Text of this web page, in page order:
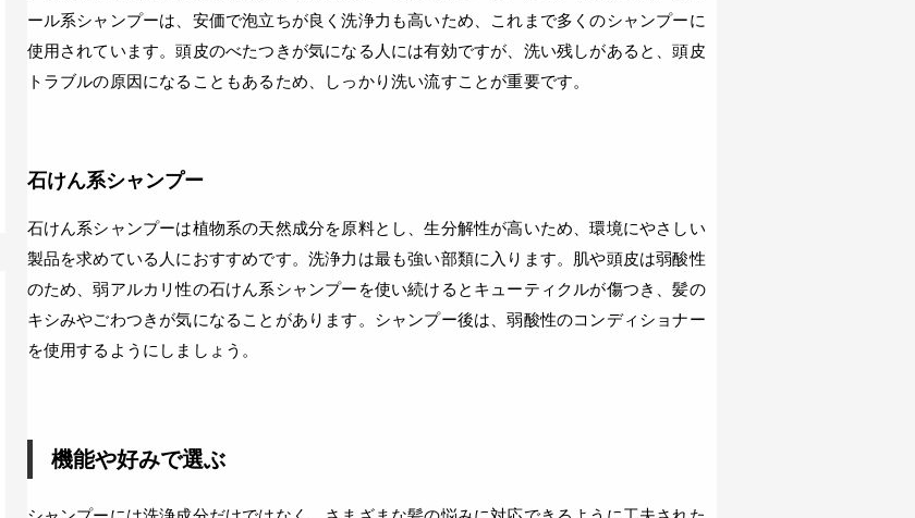
ール系シャンプーは、安価で泡立ちが良く洗浄力も高いため、これまで多くのシャンプーに
使用されています。頭皮のべたつきが気になる人には有効ですが、洗い残しがあると、頭皮
トラブルの原因になることもあるため、しっかり洗い流すことが重要です。
石けん系シャンプー
石けん系シャンプーは植物系の天然成分を原料とし、生分解性が高いため、環境にやさしい
製品を求めている人におすすめです。洗浄力は最も強い部類に入ります。肌や頭皮は弱酸性
のため、弱アルカリ性の石けん系シャンプーを使い続けるとキューティクルが傷つき、髪の
キシみやごわつきが気になることがあります。シャンプー後は、弱酸性のコンディショナー
を使用するようにしましょう。
機能や好みで選ぶ